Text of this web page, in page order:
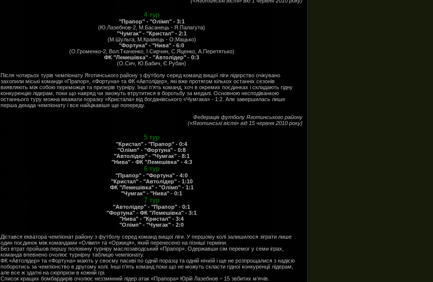
4 тур
"Прапор" - "Олімп" - 3:1
(Ю.Лазебнов-2, М.Басанець - Я.Палагута)
"Чумгак" - "Кристал" - 2:1
(М.Шульга, М.Кравець - О.Мацько)
"Фортуна" - "Нива" - 6:0
(О.Громенко-2, Вол.Ткаченко, І.Сирчин, С.Яценко, А.Перетятько)
ФК "Лемешівка" - "Автолідер" - 0:3
(О.Сич, Ю.Бабич, Є.Рубан)
Після чотирьох турів чемпіонату Яготинського району з футболу серед команд вищої ліги лідерство очікувано
захопили міські команди «Прапор», «Фортуна» та ФК «Автолідер», які вже протягом кількох останніх сезонів
виявляють між собою переможця та призерів турніру. Інші п’ять команд, хоч в окремих поєдинках і складають гідну
конкуренцію лідерам, поки що навряд чи зможуть втрутитися в боротьбу за медалі. Основною несподіванкою
останнього туру можна вважати поразку «Кристала» від богданівського «Чумгака» - 1:2. Але завершилась лише
перша декада чемпіонату і все найцікавіше ще попереду.
Федерація футболу Яготинського району
(«Яготинські вісті» від 15 червня 2010 року)
5 тур
"Кристал" - "Прапор" - 0:4
"Олімп" - "Фортуна" - 0:8
"Автолідер" - "Чумгак" - 8:1
"Нива" - ФК "Лемешівка" - 4:3
6 тур
"Прапор" - "Фортуна" - 4:0
"Кристал" - "Автолідер" - 1:10
ФК "Лемешівка" - "Олімп" - 1:1
"Чумгак" - "Нива" - 0:1
7 тур
"Автолідер" - "Прапор" - 0:1
"Фортуна" - ФК "Лемешівка" - 3:1
"Нива" - "Кристал" - 3:4
"Олімп" - "Чумгак" - 2:0
Дістався екватора чемпіонат району з футболу серед команд вищої ліги. У першому колі залишилося зіграти лише
один поєдинок між командами «Олімп» та «Оржиця», який перенесено на пізніші терміни.
Без втрат пройшов першу половину турніру маслозаводський «Прапор». Одержавши сім перемог у семи іграх,
команда впевнено очолює турнірну таблицю чемпіонату.
ФК «Автолідер» та «Фортуна» мають у своєму пасиві по одній поразці та одній нічиїй і ще не розпрощалися з надією
поборотись за чемпіонство в другому колі. Інші п’ять команд поки що не можуть скласти гідної конкуренції лідерам,
але все ж здатні на сюрпризи в кожній грі.
Список кращих бомбардирів очолює неззмінний лідер атак «Прапора» Юрій Лазебнов – 15 звбитих м’ячів.